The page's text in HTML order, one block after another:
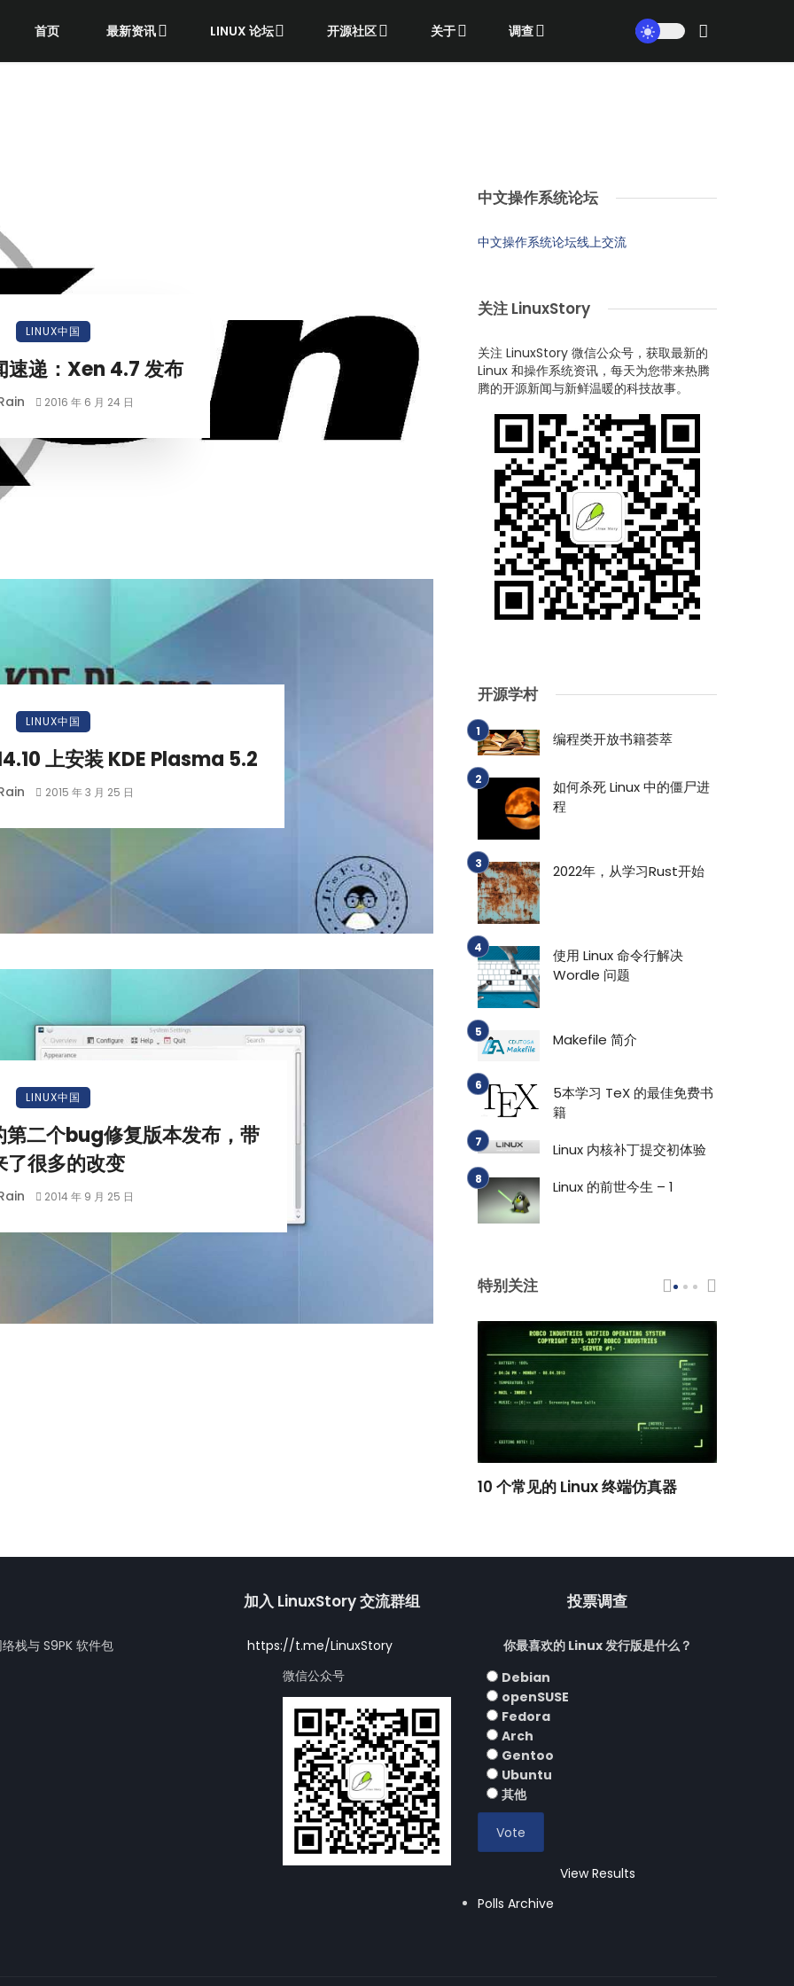
首页 最新资讯 LINUX 论坛 开源社区 关于 调查
LINUX中国
速递：Xen 4.7 发布
2016 年 6 月 24 日
LINUX中国
上安装 KDE Plasma 5.2
2015 年 3 月 25 日
LINUX中国
二个bug修复版本发布，带
了很多的改变
2014 年 9 月 25 日
中文操作系统论坛
中文操作系统论坛线上交流
关注 LinuxStory
关注 LinuxStory 微信公众号，获取最新的
Linux 和操作系统资讯，每天为您带来热腾
腾的开源新闻与新鲜温暖的科技故事。
开源学村
编程类开放书籍荟萃
如何杀死 Linux 中的僵尸进
程
2022年，从学习Rust开始
使用 Linux 命令行解决
Wordle 问题
Makefile 简介
5本学习 TeX 的最佳免费书
籍
Linux 内核补丁提交初体验
Linux 的前世今生 – 1
特别关注
10 个常见的 Linux 终端仿真器
栈与 S9PK 软件包
加入 LinuxStory 交流群组
https://t.me/LinuxStory
微信公众号
投票调查
你最喜欢的 Linux 发行版是什么？
Debian
openSUSE
Fedora
Arch
Gentoo
Ubuntu
其他
View Results
Polls Archive